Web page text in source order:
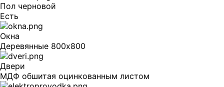
Пол черновой
Есть
Окна
Деревянные 800х800
Двери
МДФ обшитая оцинкованным листом